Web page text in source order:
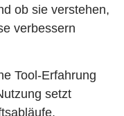
ob sie verstehen,
verbessern
Tool-Erfahrung
setzt